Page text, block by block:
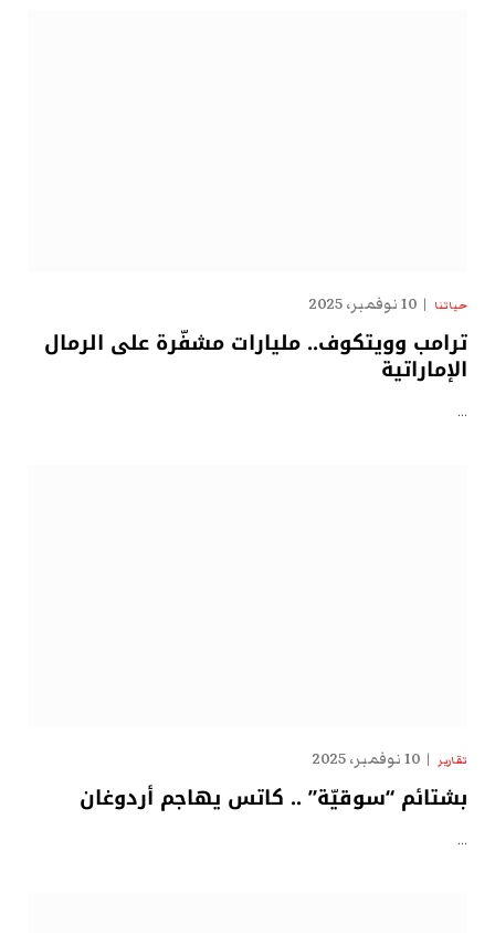
حياتنا 10 نوفمبر، 2025
ترامب وويتكوف.. مليارات مشفّرة على الرمال
الإماراتية
…
تقارير 10 نوفمبر، 2025
بشتائم “سوقيّة” .. كاتس يهاجم أردوغان
…